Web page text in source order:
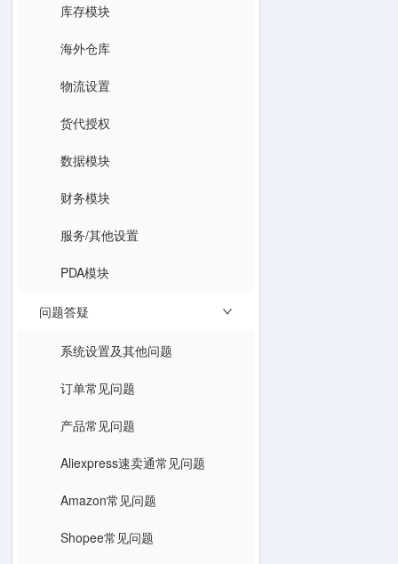
库存模块
海外仓库
物流设置
货代授权
数据模块
财务模块
服务/其他设置
PDA模块
问题答疑
系统设置及其他问题
订单常见问题
产品常见问题
Aliexpress速卖通常见问题
Amazon常见问题
Shopee常见问题